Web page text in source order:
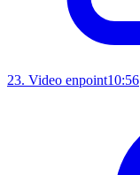
23. Video enpoint10:56